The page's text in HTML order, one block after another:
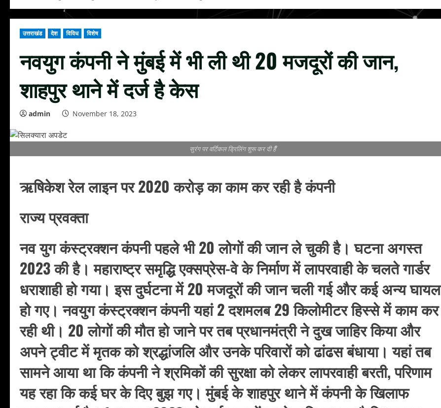
उत्तराखंड देश विविध विशेष
नवयुग कंपनी ने मुंबई में भी ली थी 20 मजदूरों की जान,
शाहपुर थाने में दर्ज है केस
admin November 18, 2023
सुरंग पर वर्टिकल ड्रिलिंग शुरू कर दी हैँ
ऋषिकेश रेल लाइन पर 2020 करोड़ का काम कर रही है कंपनी
राज्य प्रवक्ता
नव युग कंस्ट्रक्शन कंपनी पहले भी 20 लोगों की जान ले चुकी है। घटना अगस्त
2023 की है। महाराष्ट्र समृद्धि एक्सप्रेस-वे के निर्माण में लापरवाही के चलते गार्डर
धराशाही हो गया। इस दुर्घटना में 20 मजदूरों की जान चली गई और कई अन्य घायल
हो गए। नवयुग कंस्ट्रक्शन कंपनी यहां 2 दशमलब 29 किलोमीटर हिस्से में काम कर
रही थी। 20 लोगों की मौत हो जाने पर तब प्रधानमंत्री ने दुख जाहिर किया और
अपने ट्वीट में मृतक को श्रद्धांजलि और उनके परिवारों को ढांढस बंधाया। यहां तब
सामने आया था कि कंपनी ने श्रमिकों की सुरक्षा को लेकर लापरवाही बरती, परिणाम
यह रहा कि कई घर के दिए बुझ गए। मुंबई के शाहपुर थाने में कंपनी के खिलाफ